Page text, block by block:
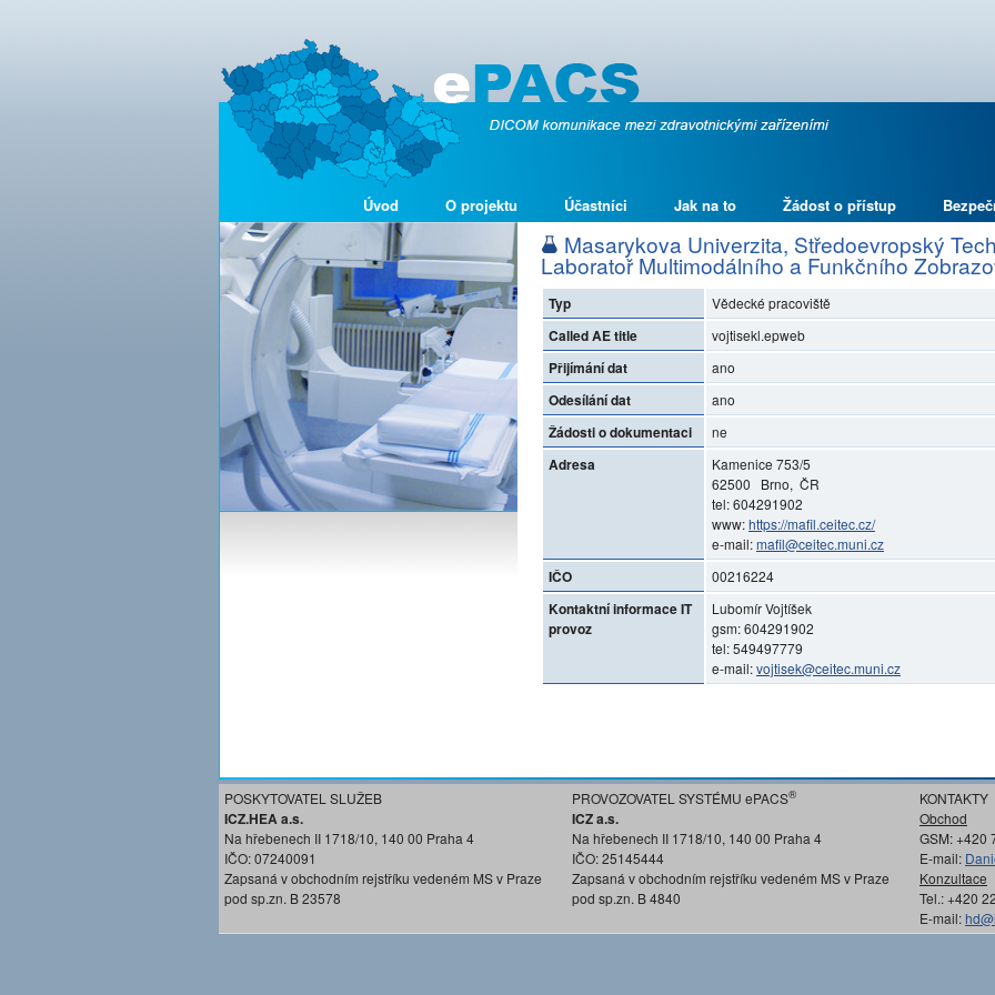
Úvod O projektu Účastníci Jak na to Žádost o přístup
Masarykova Univerzita, Středoevropský
Laboratoř Multimodálního a Funkčního
Typ Vědecké pracoviště
Called AE title vojtisekl.epweb
Přijímání dat ano
Odesílání dat ano
Žádosti o dokumentaci ne
Adresa
Kamenice 753/5
62500 Brno, ČR
tel: 604291902
www:https://mafil.ceitec.cz/
e-mail:mafil@ceitec.muni.cz
IČO 00216224
Kontaktní informace IT
provoz
Lubomír Vojtíšek
gsm: 604291902
tel: 549497779
e-mail:vojtisek@ceitec.muni.cz
POSKYTOVATEL SLUŽEB
ICZ.HEA a.s.
Na hřebenech II 1718/10, 140 00 Praha 4
IČO: 07240091
Zapsaná v obchodním rejstříku vedeném MS v Praze
pod sp.zn. B 23578
PROVOZOVATEL SYSTÉMU ePACS®
ICZ a.s.
Na hřebenech II 1718/10, 140 00 Praha 4
IČO: 25145444
Zapsaná v obchodním rejstříku vedeném MS v Praze
pod sp.zn. B 4840
KONTAKTY
Obchod
GSM: +420
E-mail:
Konzultace
Tel.: +420
E-mail: